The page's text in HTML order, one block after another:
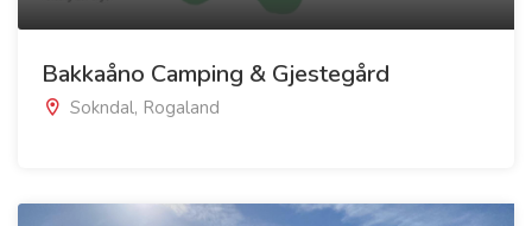
Bakkaåno Camping & Gjestegård
Sokndal, Rogaland